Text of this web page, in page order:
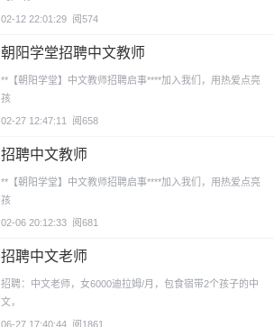
02-12 22:01:29 阅574
朝阳学堂招聘中文教师
**【朝阳学堂】中文教师招聘启事****加入我们，用热爱点亮
孩
02-27 12:47:11 阅658
招聘中文教师
**【朝阳学堂】中文教师招聘启事****加入我们，用热爱点亮
孩
02-06 20:12:33 阅681
招聘中文老师
招聘：中文老师，女6000迪拉姆/月，包食宿带2个孩子的中
文，
06-27 17:40:44 阅1861